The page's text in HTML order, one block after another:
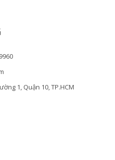
1, Quận 10, TP.HCM